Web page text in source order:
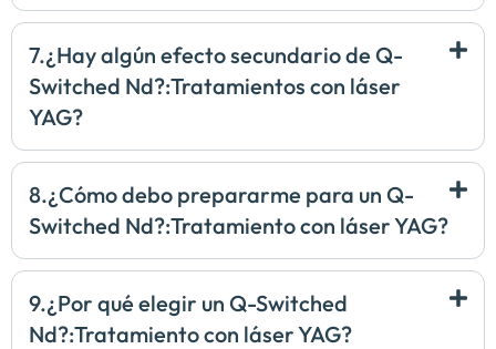
7.¿Hay algún efecto secundario de Q-
Switched Nd?:Tratamientos con láser
YAG?
8.¿Cómo debo prepararme para un Q-
Switched Nd?:Tratamiento con láser YAG?
9.¿Por qué elegir un Q-Switched
Nd?:Tratamiento con láser YAG?